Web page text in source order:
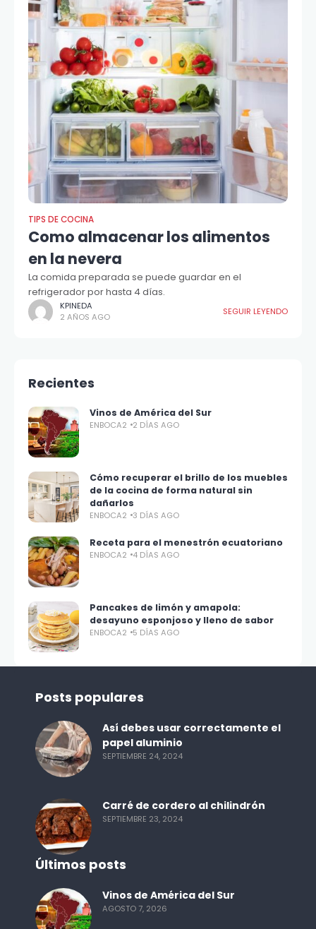
TIPS DE COCINA
Como almacenar los alimentos
en la nevera
La comida preparada se puede guardar en el
refrigerador por hasta 4 días.
KPINEDA
2 AÑOS AGO
SEGUIR LEYENDO
Recientes
Vinos de América del Sur
ENBOCA2 2 DÍAS AGO
Cómo recuperar el brillo de los muebles
de la cocina de forma natural sin
dañarlos
ENBOCA2 3 DÍAS AGO
Receta para el menestrón ecuatoriano
ENBOCA2 4 DÍAS AGO
Pancakes de limón y amapola:
desayuno esponjoso y lleno de sabor
ENBOCA2 5 DÍAS AGO
Posts populares
Así debes usar correctamente el
papel aluminio
SEPTIEMBRE 24, 2024
Carré de cordero al chilindrón
SEPTIEMBRE 23, 2024
Últimos posts
Vinos de América del Sur
AGOSTO 7, 2026